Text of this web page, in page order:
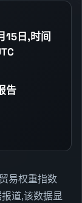
15日,时间
告
易权重指数
道,该数据显